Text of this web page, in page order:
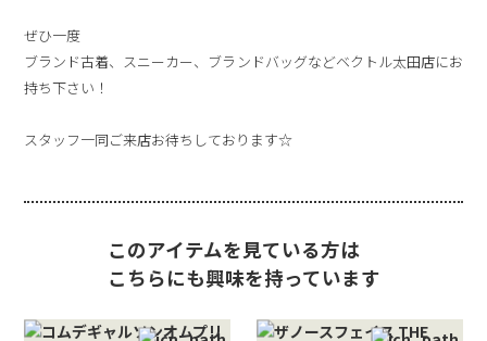
ぜひ一度
ブランド古着、スニーカー、ブランドバッグなどベクトル太田店にお
持ち下さい！
スタッフ一同ご来店お待ちしております☆
このアイテムを見ている方は
こちらにも興味を持っています